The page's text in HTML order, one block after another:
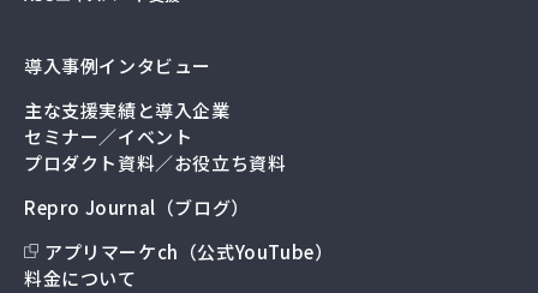
導入事例インタビュー
主な支援実績と導入企業
セミナー／イベント
プロダクト資料／お役立ち資料
Repro Journal（ブログ）
アプリマーケch（公式YouTube）
料金について